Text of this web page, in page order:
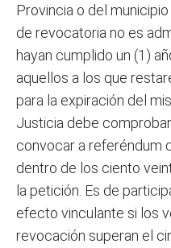
Provincia o del
de revocatoria no es
hayan cumplido un (1)
aquellos a los que
para la expiración del
Justicia debe
convocar a referéndum
dentro de los ciento
la petición. Es de
efecto vinculante si los
revocación superan el